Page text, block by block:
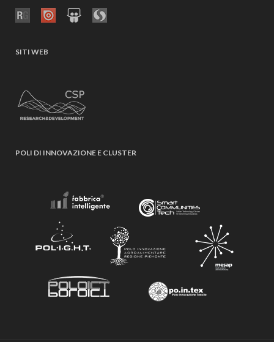
SITI WEB
POLI DI INNOVAZIONE E CLUSTER